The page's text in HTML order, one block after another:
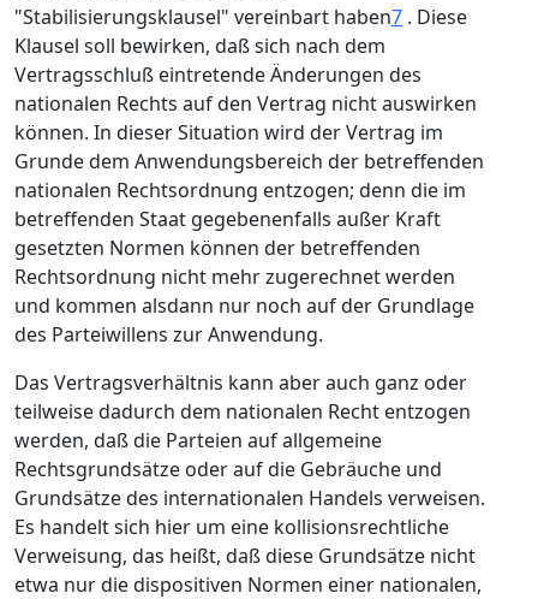
"Stabilisierungsklausel" vereinbart haben7 . Diese
Klausel soll bewirken, daß sich nach dem
Vertragsschluß eintretende Änderungen des
nationalen Rechts auf den Vertrag nicht auswirken
können. In dieser Situation wird der Vertrag im
Grunde dem Anwendungsbereich der betreffenden
nationalen Rechtsordnung entzogen; denn die im
betreffenden Staat gegebenenfalls außer Kraft
gesetzten Normen können der betreffenden
Rechtsordnung nicht mehr zugerechnet werden
und kommen alsdann nur noch auf der Grundlage
des Parteiwillens zur Anwendung.
Das Vertragsverhältnis kann aber auch ganz oder
teilweise dadurch dem nationalen Recht entzogen
werden, daß die Parteien auf allgemeine
Rechtsgrundsätze oder auf die Gebräuche und
Grundsätze des internationalen Handels verweisen.
Es handelt sich hier um eine kollisionsrechtliche
Verweisung, das heißt, daß diese Grundsätze nicht
etwa nur die dispositiven Normen einer nationalen,